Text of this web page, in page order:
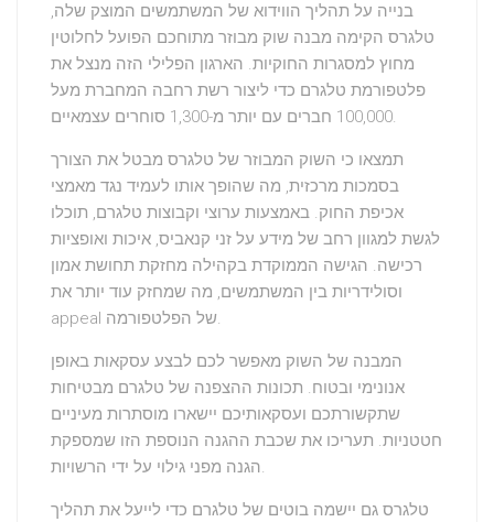
בנייה על תהליך הווידוא של המשתמשים המוצק שלה,
טלגרס הקימה מבנה שוק מבוזר מתוחכם הפועל לחלוטין
מחוץ למסגרות החוקיות. הארגון הפלילי הזה מנצל את
פלטפורמת טלגרם כדי ליצור רשת רחבה המחברת מעל
100,000 חברים עם יותר מ-1,300 סוחרים עצמאיים.
תמצאו כי השוק המבוזר של טלגרס מבטל את הצורך
בסמכות מרכזית, מה שהופך אותו לעמיד נגד מאמצי
אכיפת החוק. באמצעות ערוצי וקבוצות טלגרם, תוכלו
לגשת למגוון רחב של מידע על זני קנאביס, איכות ואופציות
רכישה. הגישה הממוקדת בקהילה מחזקת תחושת אמון
וסולידריות בין המשתמשים, מה שמחזק עוד יותר את
appeal של הפלטפורמה.
המבנה של השוק מאפשר לכם לבצע עסקאות באופן
אנונימי ובטוח. תכונות ההצפנה של טלגרם מבטיחות
שתקשורתכם ועסקאותיכם יישארו מוסתרות מעיניים
חטטניות. תעריכו את שכבת ההגנה הנוספת הזו שמספקת
הגנה מפני גילוי על ידי הרשויות.
טלגרס גם יישמה בוטים של טלגרם כדי לייעל את תהליך